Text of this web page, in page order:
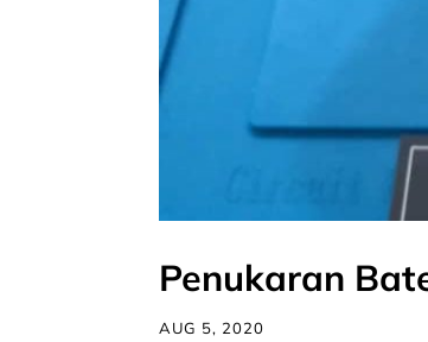
Penukaran
AUG 5, 2020